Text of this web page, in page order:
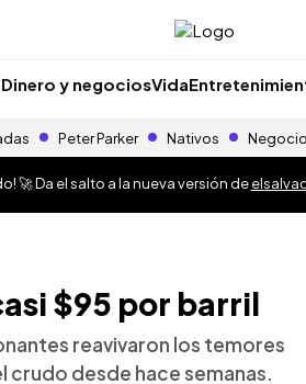
Dinero y negociosVida
Peter Parker Nativos
🚀 Da el salto a la nueva versión de
$95 por barril
reavivaron los temores
crudo desde hace semanas.